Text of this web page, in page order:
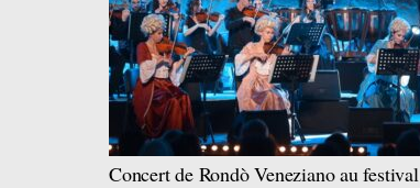
Concert de Rondò Veneziano au festival